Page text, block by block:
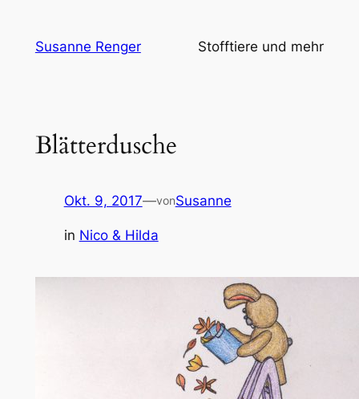
Inhalt
springen
Susanne Renger Stofftiere und mehr
Blätterdusche
Okt. 9, 2017—vonSusanne
in Nico & Hilda